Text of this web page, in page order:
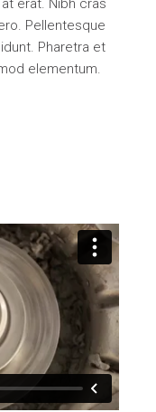
erat. Nibh cras
Pellentesque
Pharetra et
elementum.